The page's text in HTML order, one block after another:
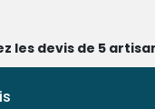
les devis de 5